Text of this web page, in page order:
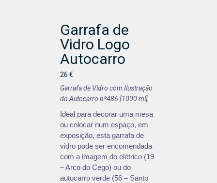
Garrafa de
Vidro Logo
Autocarro
26 €
Garrafa de Vidro com Ilustração
do Autocarro nº486 [1000 ml]
Ideal para decorar uma mesa
ou colocar num espaço, em
exposição, esta garrafa de
vidro pode ser encomendada
com a imagem do elétrico (19
– Arco do Cego) ou do
autocarro verde (56 – Santo